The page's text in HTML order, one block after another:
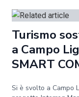
Turismo
a Campo
SMART
Si è svolto a Campo